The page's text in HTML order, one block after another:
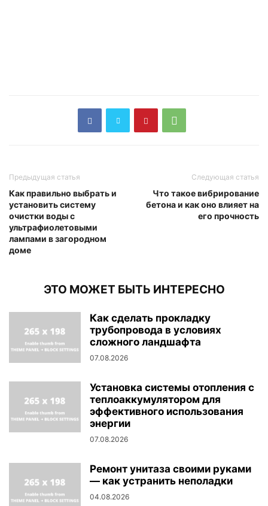
Предыдущая статья
Как правильно выбрать и
установить систему
очистки воды с
ультрафиолетовыми
лампами в загородном
доме
Следующая статья
Что такое вибрирование
бетона и как оно влияет на
его прочность
ЭТО МОЖЕТ БЫТЬ ИНТЕРЕСНО
Как сделать прокладку
трубопровода в условиях
сложного ландшафта
07.08.2026
Установка системы отопления с
теплоаккумулятором для
эффективного использования
энергии
07.08.2026
Ремонт унитаза своими руками
— как устранить неполадки
04.08.2026